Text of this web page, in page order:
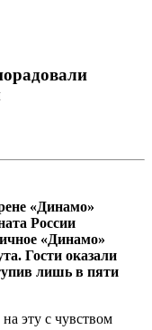
«Динамо»
России
«Динамо»
Гости оказали
лишь в пяти
эту с чувством